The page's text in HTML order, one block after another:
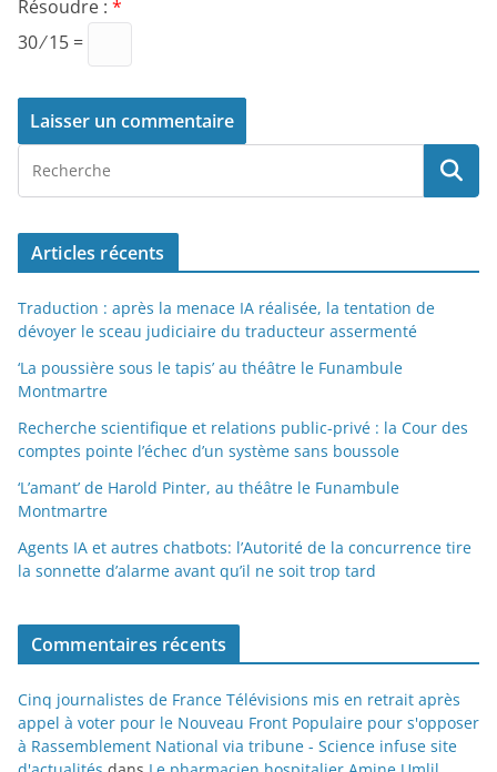
Résoudre : *
30 ⁄ 15 =
Articles récents
Traduction : après la menace IA réalisée, la tentation de
dévoyer le sceau judiciaire du traducteur assermenté
‘La poussière sous le tapis’ au théâtre le Funambule
Montmartre
Recherche scientifique et relations public-privé : la Cour des
comptes pointe l’échec d’un système sans boussole
‘L’amant’ de Harold Pinter, au théâtre le Funambule
Montmartre
Agents IA et autres chatbots: l’Autorité de la concurrence tire
la sonnette d’alarme avant qu’il ne soit trop tard
Commentaires récents
Cinq journalistes de France Télévisions mis en retrait après
appel à voter pour le Nouveau Front Populaire pour s'opposer
à Rassemblement National via tribune - Science infuse site